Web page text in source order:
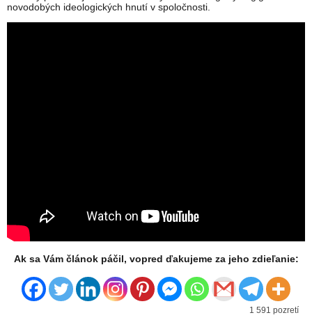
novodobých ideologických hnutí v spoločnosti.
Ak sa Vám článok páčil, vopred ďakujeme za jeho zdieľanie:
1 591 pozretí